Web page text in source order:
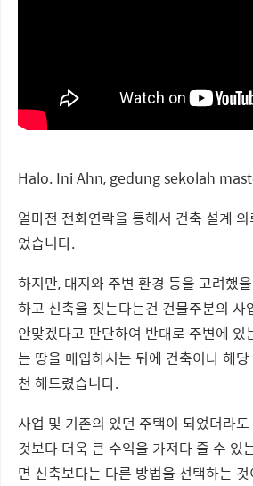
Halo. Ini Ahn, gedung sekolah
얼마전 전화연락을 통해서 건축 설계
었습니다.
하지만, 대지와 주변 환경 등을 고려했
하고 신축을 짓는다는건 건물주분의 사
안맞겠다고 판단하여 반대로 주변에 있
는 땅을 매입하시는 뒤에 건축이나 해
천 해드렸습니다.
사업 및 기존의 있던 주택이 되었더라
것보다 더욱 큰 수익을 가져다 줄 수 있
면 신축보다는 다른 방법을 선택하는